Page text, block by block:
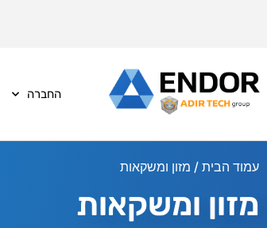
החברה
עמוד הבית / מזון ומשקאות
מזון ומשקאות